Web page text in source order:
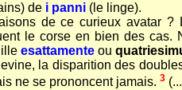
de i panni(le linge).
de ce curieux avatar
le corse en bien des
esattamenteou
la disparition des
ne se prononcent jamais. 3